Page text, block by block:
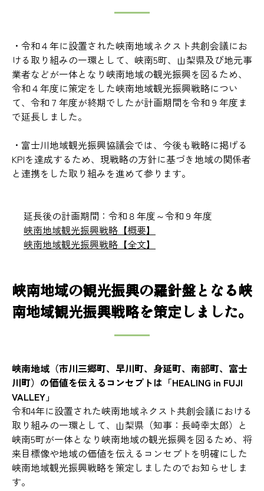
・令和４年に設置された峡南地域ネクスト共創会議にお
ける取り組みの一環として、峡南5町、山梨県及び地元事
業者などが一体となり峡南地域の観光振興を図るため、
令和４年度に策定をした峡南地域観光振興戦略につい
て、令和７年度が終期でしたが計画期間を令和９年度ま
で延長しました。
・富士川地域観光振興協議会では、今後も戦略に掲げる
KPIを達成するため、現戦略の方針に基づき地域の関係者
と連携をした取り組みを進めて参ります。
延長後の計画期間：令和８年度～令和９年度
峡南地域観光振興戦略【概要】
峡南地域観光振興戦略【全文】
峡南地域の観光振興の羅針盤となる峡
南地域観光振興戦略を策定しました。
峡南地域（市川三郷町、早川町、身延町、南部町、富士
川町）の価値を伝えるコンセプトは「HEALING in FUJI
VALLEY」
令和4年に設置された峡南地域ネクスト共創会議における
取り組みの一環として、山梨県（知事：長崎幸太郎）と
峡南5町が一体となり峡南地域の観光振興を図るため、将
来目標像や地域の価値を伝えるコンセプトを明確にした
峡南地域観光振興戦略を策定しましたのでお知らせしま
す。